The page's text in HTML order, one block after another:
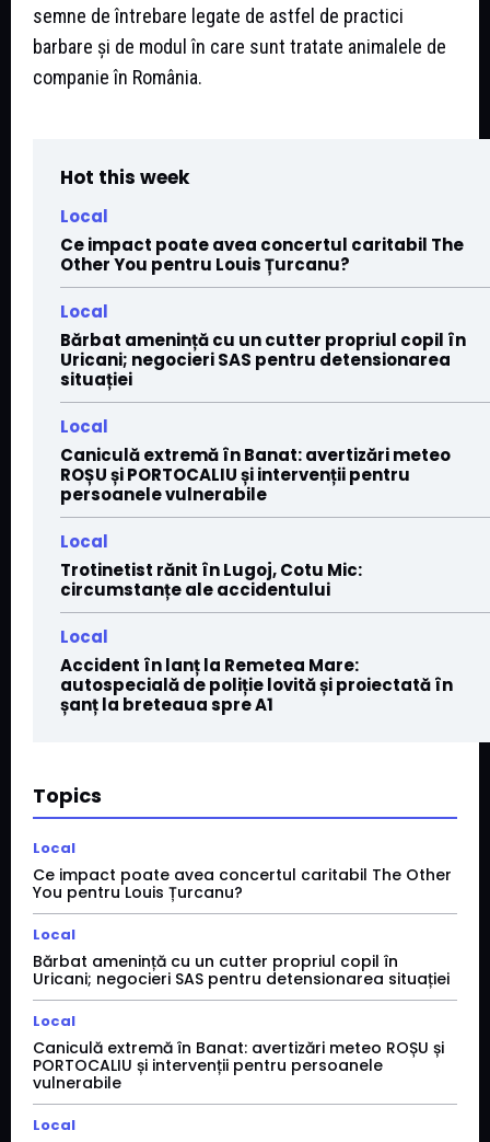
semne de întrebare legate de astfel de practici
barbare și de modul în care sunt tratate animalele de
companie în România.
Hot this week
Local
Ce impact poate avea concertul caritabil The
Other You pentru Louis Țurcanu?
Local
Bărbat amenință cu un cutter propriul copil în
Uricani; negocieri SAS pentru detensionarea
situației
Local
Caniculă extremă în Banat: avertizări meteo
ROȘU și PORTOCALIU și intervenții pentru
persoanele vulnerabile
Local
Trotinetist rănit în Lugoj, Cotu Mic:
circumstanțe ale accidentului
Local
Accident în lanț la Remetea Mare:
autospecială de poliție lovită și proiectată în
șanț la breteaua spre A1
Topics
Local
Ce impact poate avea concertul caritabil The Other
You pentru Louis Țurcanu?
Local
Bărbat amenință cu un cutter propriul copil în
Uricani; negocieri SAS pentru detensionarea situației
Local
Caniculă extremă în Banat: avertizări meteo ROȘU și
PORTOCALIU și intervenții pentru persoanele
vulnerabile
Local